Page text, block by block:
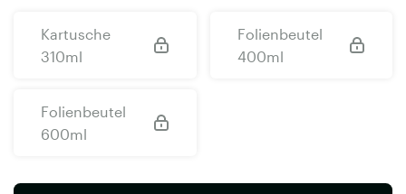
Kartusche
310ml
Folienbeutel
400ml
Folienbeutel
600ml